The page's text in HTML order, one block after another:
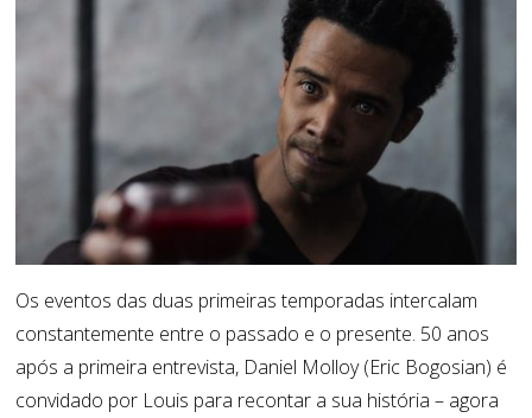
Os eventos das duas primeiras temporadas intercalam
constantemente entre o passado e o presente. 50 anos
após a primeira entrevista, Daniel Molloy (Eric Bogosian) é
convidado por Louis para recontar a sua história – agora